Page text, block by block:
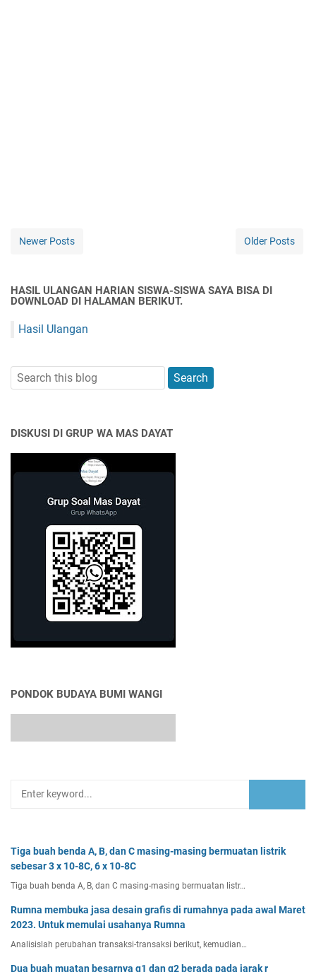
Newer Posts Older Posts
HASIL ULANGAN HARIAN SISWA-SISWA SAYA BISA DI
DOWNLOAD DI HALAMAN BERIKUT.
Hasil Ulangan
DISKUSI DI GRUP WA MAS DAYAT
PONDOK BUDAYA BUMI WANGI
Tiga buah benda A, B, dan C masing-masing bermuatan listrik
sebesar 3 x 10-8C, 6 x 10-8C
Tiga buah benda A, B, dan C masing-masing bermuatan listr…
Rumna membuka jasa desain grafis di rumahnya pada awal Maret
2023. Untuk memulai usahanya Rumna
Analisislah perubahan transaksi-transaksi berikut, kemudian…
Dua buah muatan besarnya q1 dan q2 berada pada jarak r